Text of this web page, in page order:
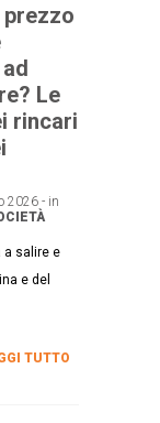
prezzo
Le
rincari
2026 - in
a salire e
e del
TUTTO